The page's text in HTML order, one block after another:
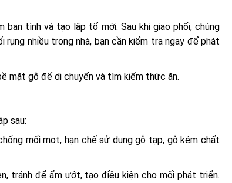
bạn tình và tạo lập tổ mới. Sau khi giao phối, chúng
nhiều trong nhà, bạn cần kiểm tra ngay để phát
mặt gỗ để di chuyển và tìm kiếm thức ăn.
sau:
mối mọt, hạn chế sử dụng gỗ tạp, gỗ kém chất
tránh để ẩm ướt, tạo điều kiện cho mối phát triển.